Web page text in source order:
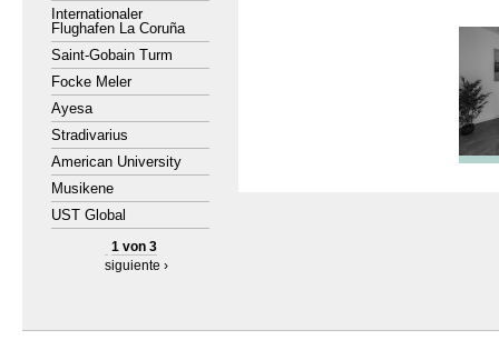
Internationaler
Flughafen La Coruña
Saint-Gobain Turm
Focke Meler
Ayesa
Stradivarius
American University
Musikene
UST Global
1 von 3
siguiente ›